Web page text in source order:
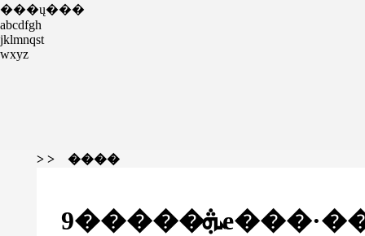
���ų���
abcdfgh
jklmnqst
wxyz
> > ����
9�����ܞe���·����ѱ��¯���ƺ